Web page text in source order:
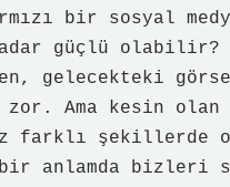
bir sosyal
güçlü
gelecekteki
zor. Ama kesin
farklı şekillerde
anlamda bizleri